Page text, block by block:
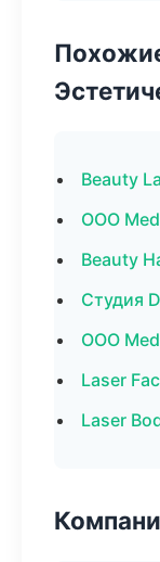
Beauty
ООО
Beauty
Студия
ООО
Laser
Laser